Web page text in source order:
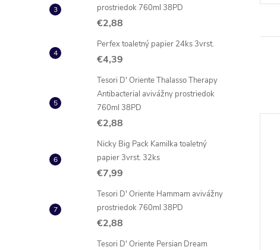
prostriedok 760ml 38PD
€2,88
Perfex toaletný papier 24ks 3vrst.
€4,39
Tesori D' Oriente Thalasso Therapy
Antibacterial avivážny prostriedok
760ml 38PD
€2,88
Nicky Big Pack Kamilka toaletný
papier 3vrst. 32ks
€7,99
Tesori D' Oriente Hammam avivážny
prostriedok 760ml 38PD
€2,88
Tesori D' Oriente Persian Dream
€3,97